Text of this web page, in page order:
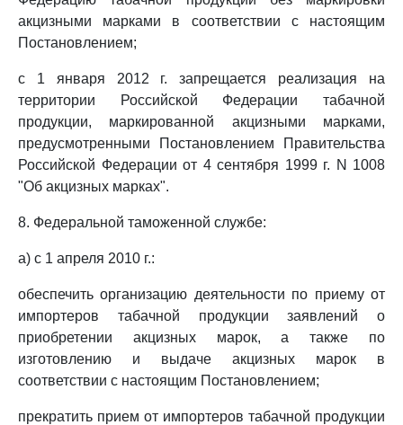
акцизными марками в соответствии с настоящим
Постановлением;
с 1 января 2012 г. запрещается реализация на
территории Российской Федерации табачной
продукции, маркированной акцизными марками,
предусмотренными Постановлением Правительства
Российской Федерации от 4 сентября 1999 г. N 1008
"Об акцизных марках".
8. Федеральной таможенной службе:
а) с 1 апреля 2010 г.:
обеспечить организацию деятельности по приему от
импортеров табачной продукции заявлений о
приобретении акцизных марок, а также по
изготовлению и выдаче акцизных марок в
соответствии с настоящим Постановлением;
прекратить прием от импортеров табачной продукции